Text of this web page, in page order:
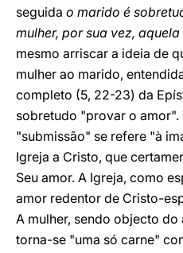
seguida o marido é
mulher, por sua vez,
mesmo arriscar a ideia de
mulher ao marido,
completo (5, 22-23) da
sobretudo "provar o amor".
"submissão" se refere "à
Igreja a Cristo, que
Seu amor. A Igreja, como
amor redentor de Cristo-
A mulher, sendo objecto
torna-se "uma só carne"